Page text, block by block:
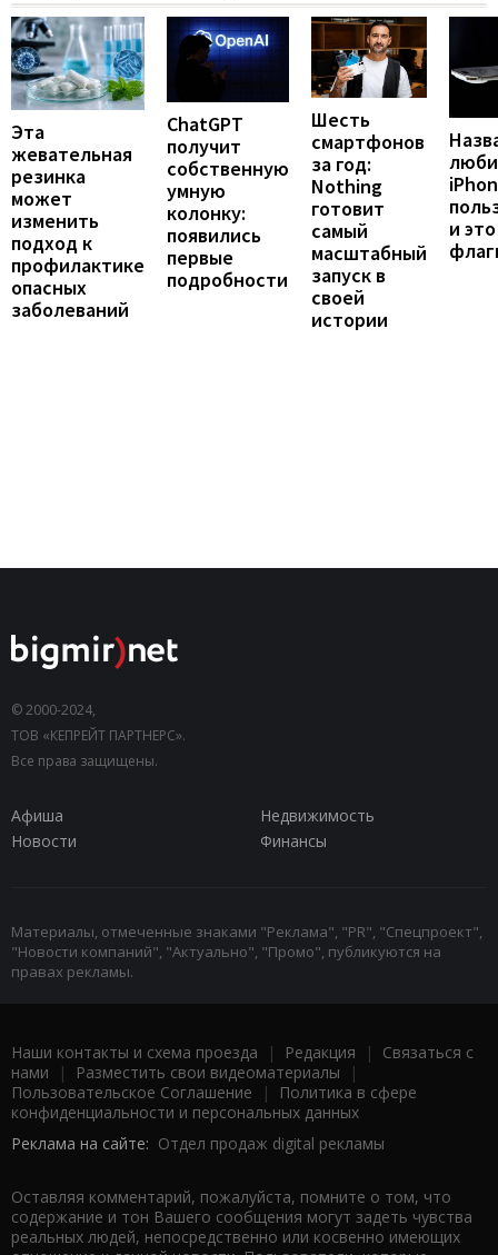
Эта
жевательная
резинка
может
изменить
подход к
профилактике
опасных
заболеваний
ChatGPT
получит
собственную
умную
колонку:
появились
первые
подробности
Шесть
смартфонов
за год:
Nothing
готовит
самый
масштабный
запуск в
своей
истории
и
© 2000-2024,
ТОВ «КЕПРЕЙТ ПАРТНЕРС».
Все права защищены.
Афиша
Недвижимость
Новости
Финансы
Материалы, отмеченные знаками "Реклама", "PR", "Спецпроект",
"Новости компаний", "Актуально", "Промо", публикуются на
правах рекламы.
Наши контакты и схема проезда | Редакция | Связаться с
нами | Разместить свои видеоматериалы |
Пользовательское Соглашение |
Политика в сфере
конфиденциальности и персональных данных
Реклама на сайте: Отдел продаж digital рекламы
Оставляя комментарий, пожалуйста, помните о том, что
содержание и тон Вашего сообщения могут задеть чувства
реальных людей, непосредственно или косвенно имеющих